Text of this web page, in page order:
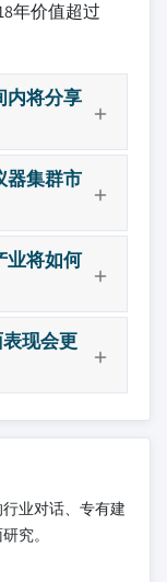
年价值超过
内将分享
器集群市
业将如何
现会更
业对话、专有建
究。